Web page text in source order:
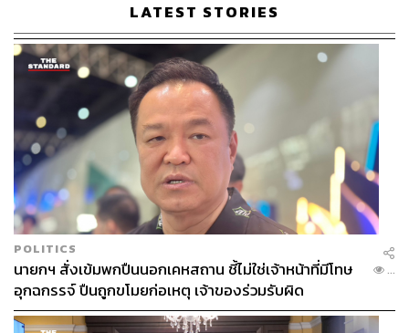
LATEST STORIES
POLITICS
นายกฯ สั่งเข้มพกปืนนอกเคหสถาน ชี้ไม่ใช่เจ้าหน้าที่มีโทษ
อุกฉกรรจ์ ปืนถูกขโมยก่อเหตุ เจ้าของร่วมรับผิด
...